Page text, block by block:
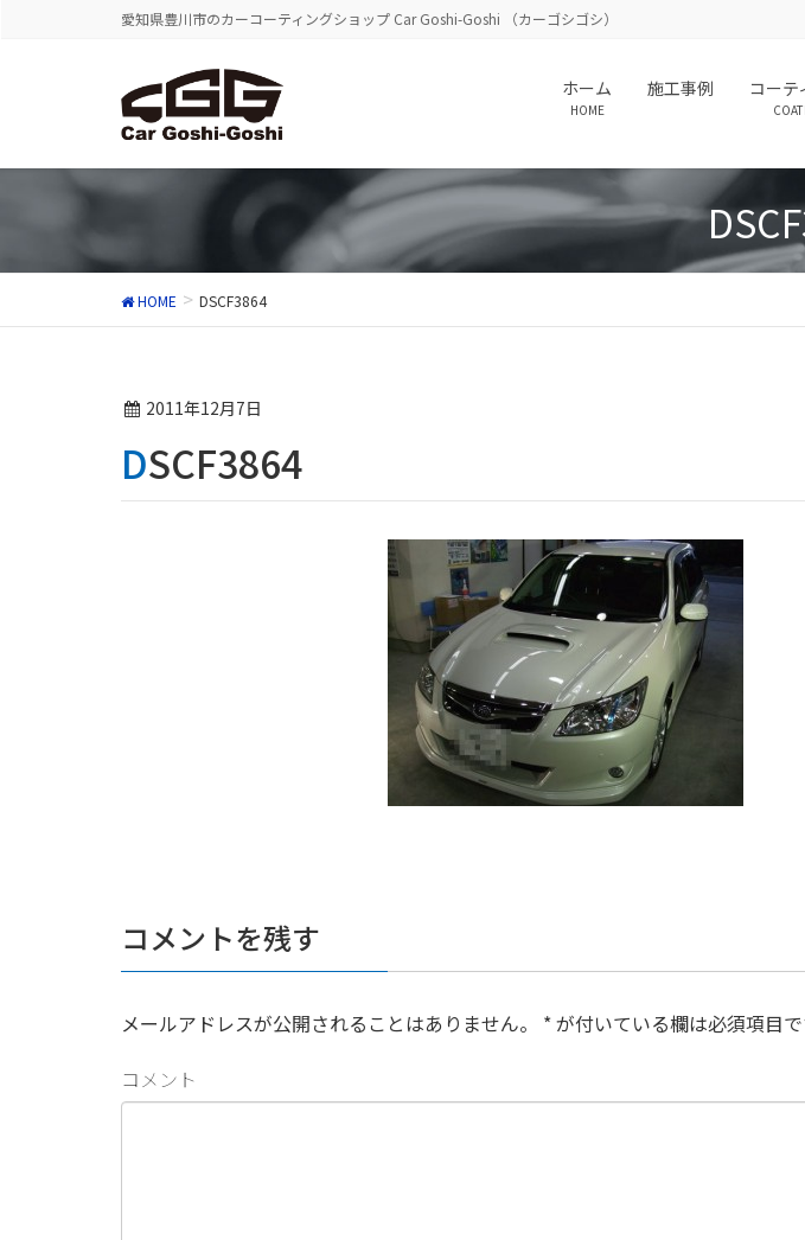
愛知県豊川市のカーコーティングショップ Car Goshi-Goshi （カーゴシゴシ）
ホーム
HOME
施工事例 コーテ
HOME DSCF3864
2011年12月7日
DSCF3864
コメントを残す
メールアドレスが公開されることはありません。 *が付いている欄は必須項目
コメント